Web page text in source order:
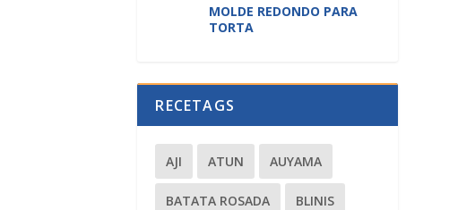
MOLDE REDONDO PARA
TORTA
RECETAGS
AJI ATUN AUYAMA
BATATA ROSADA BLINIS